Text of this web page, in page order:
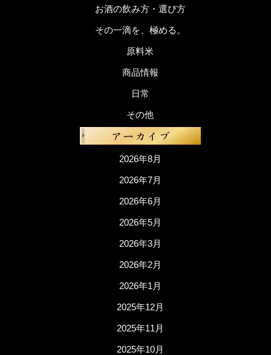
お酒の飲み方・選び方
その一滴を、極める。
原料米
商品情報
日常
その他
2026年8月
2026年7月
2026年6月
2026年5月
2026年3月
2026年2月
2026年1月
2025年12月
2025年11月
2025年10月